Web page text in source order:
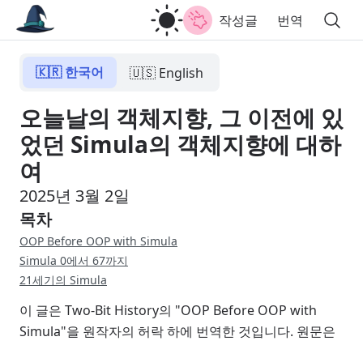
작성글 번역
🇰🇷 한국어 🇺🇸 English
오늘날의 객체지향, 그 이전에 있
었던 Simula의 객체지향에 대하
여
2025년 3월 2일
목차
OOP Before OOP with Simula
Simula 0에서 67까지
21세기의 Simula
이 글은 Two-Bit History의 "OOP Before OOP with
Simula"을 원작자의 허락 하에 번역한 것입니다. 원문은